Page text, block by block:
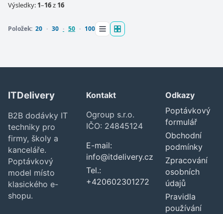
Výsledky: 1–16z 16
Položek: 20 30 50 100
ITDelivery
B2B dodávky IT
techniky pro
firmy, školy a
kanceláře.
Poptávkový
model místo
klasického e-
shopu.
Kontakt
Ogroup s.r.o.
IČO: 24845124
E-mail:
info@itdelivery.cz
Tel.:
+420602301272
Odkazy
Poptávkový
formulář
Obchodní
podmínky
Zpracování
osobních
údajů
Pravidla
používání